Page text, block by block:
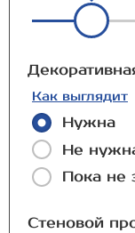
Как выглядит
Нужна
Не
Пока не
Стеновой